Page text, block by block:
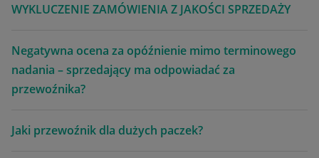
WYKLUCZENIE ZAMÓWIENIA Z JAKOŚCI SPRZEDAŻY
Negatywna ocena za opóźnienie mimo terminowego
nadania – sprzedający ma odpowiadać za
przewoźnika?
Jaki przewoźnik dla dużych paczek?